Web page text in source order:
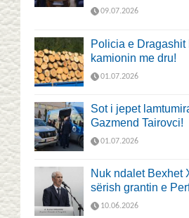
09.07.2026
Policia e Dragashit
kamionin me dru!
01.07.2026
Sot i jepet
Gazmend Tairovci!
01.07.2026
Nuk ndalet Bexhet
sërish grantin e
10.06.2026